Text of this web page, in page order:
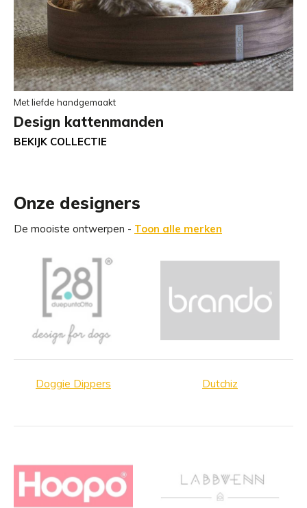
Met liefde handgemaakt
Design kattenmanden
BEKIJK COLLECTIE
Onze designers
De mooiste ontwerpen - Toon alle merken
Doggie Dippers Dutchiz